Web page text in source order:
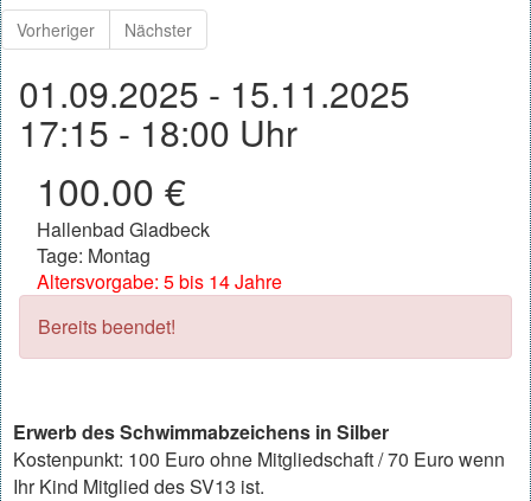
Vorheriger Nächster
01.09.2025 - 15.11.2025
17:15 - 18:00 Uhr
100.00 €
Hallenbad Gladbeck
Tage: Montag
Altersvorgabe: 5 bis 14 Jahre
Bereits beendet!
Erwerb des Schwimmabzeichens in Silber
Kostenpunkt: 100 Euro ohne Mitgliedschaft / 70 Euro wenn
Ihr Kind Mitglied des SV13 ist.